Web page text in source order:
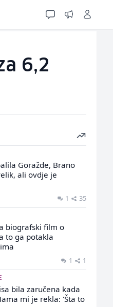
6,2
Goražde, Brano
ali ovdje je
1 35
biografski film o
to ga potakla
1 1
bila zaručena kada
mi je rekla: 'Šta to